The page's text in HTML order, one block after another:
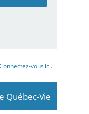
Connectez-vous ici.
Québec-Vie